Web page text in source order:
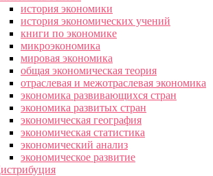
история экономики
история экономических учений
книги по экономике
микроэкономика
мировая экономика
общая экономическая теория
отраслевая и межотраслевая экономика
экономика развивающихся стран
экономика развитых стран
экономическая география
экономическая статистика
экономический анализ
экономическое развитие